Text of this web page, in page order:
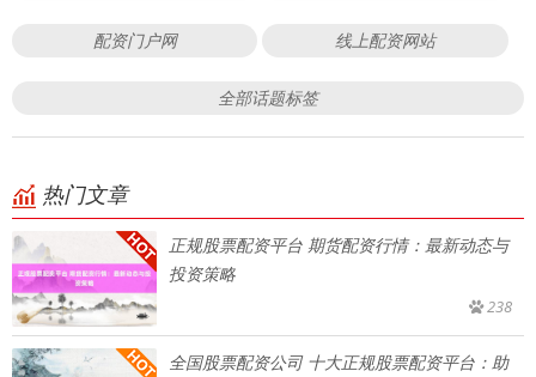
配资门户网 线上配资网站
全部话题标签
热门文章
正规股票配资平台 期货配资行情：最新动态与
投资策略
238
全国股票配资公司 十大正规股票配资平台：助